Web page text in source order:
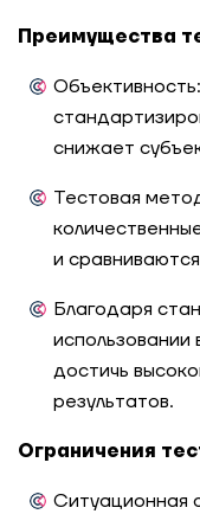
Преимущества
Объективность:
снижает
Тестовая
и
Благодаря
достичь
результатов.
Ограничения
Ситуационная